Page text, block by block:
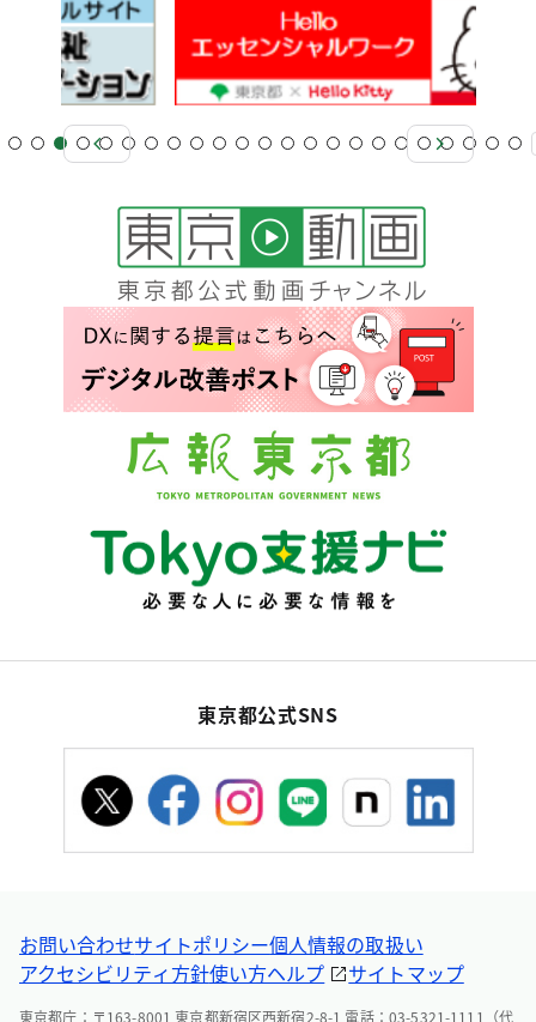
東京都公式SNS
お問い合わせサイトポリシー個人情報の取扱い
アクセシビリティ方針使い方ヘルプ サイトマップ
東京都庁：〒163-8001 東京都新宿区西新宿2-8-1 電話：03-5321-1111（代